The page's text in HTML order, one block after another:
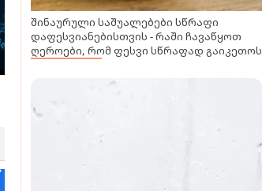
შინაურული საშუალებები სწრაფი
დაფესვიანებისთვის - რაში ჩავაწყოთ
ღეროები, რომ ფესვი სწრაფად გაიკეთოს